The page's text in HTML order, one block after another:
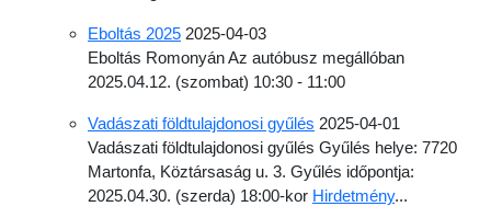
Eboltás 2025 2025-04-03
Eboltás Romonyán Az autóbusz megállóban
2025.04.12. (szombat) 10:30 - 11:00
Vadászati földtulajdonosi gyűlés 2025-04-01
Vadászati földtulajdonosi gyűlés Gyűlés helye: 7720
Martonfa, Köztársaság u. 3. Gyűlés időpontja:
2025.04.30. (szerda) 18:00-kor Hirdetmény...